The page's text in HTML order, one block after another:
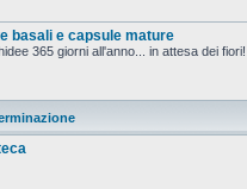
basali e capsule mature
365 giorni all'anno... in attesa dei fiori!